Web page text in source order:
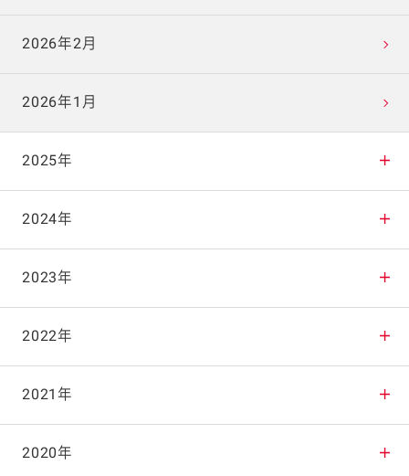
2026年2月
2026年1月
2025年
2025年12月
2025年11月
2025年10月
2025年9月
2025年8月
2024年
2024年12月
2024年11月
2024年10月
2024年9月
2023年
2023年12月
2023年11月
2023年10月
2022年
2022年12月
2022年11月
2021年
2021年12月
2020年